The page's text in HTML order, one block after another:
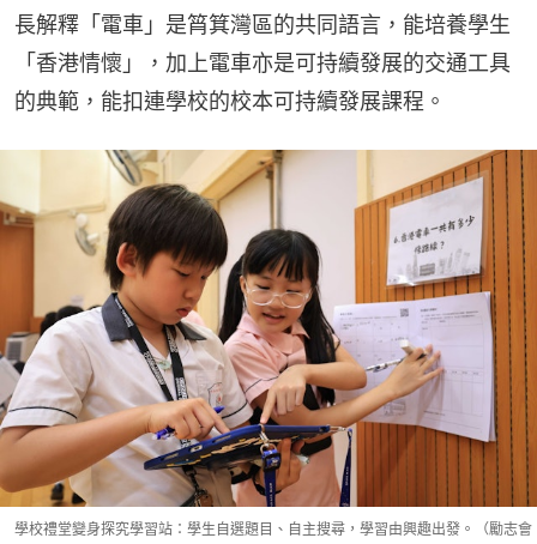
長解釋「電車」是筲箕灣區的共同語言，能培養學生
「香港情懷」，加上電車亦是可持續發展的交通工具
的典範，能扣連學校的校本可持續發展課程。
學校禮堂變身探究學習站：學生自選題目、自主搜尋，學習由興趣出發。（勵志會